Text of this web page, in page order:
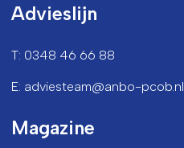
Advieslijn
T: 0348 46 66 88
E: adviesteam@anbo-pcob.nl
Magazine